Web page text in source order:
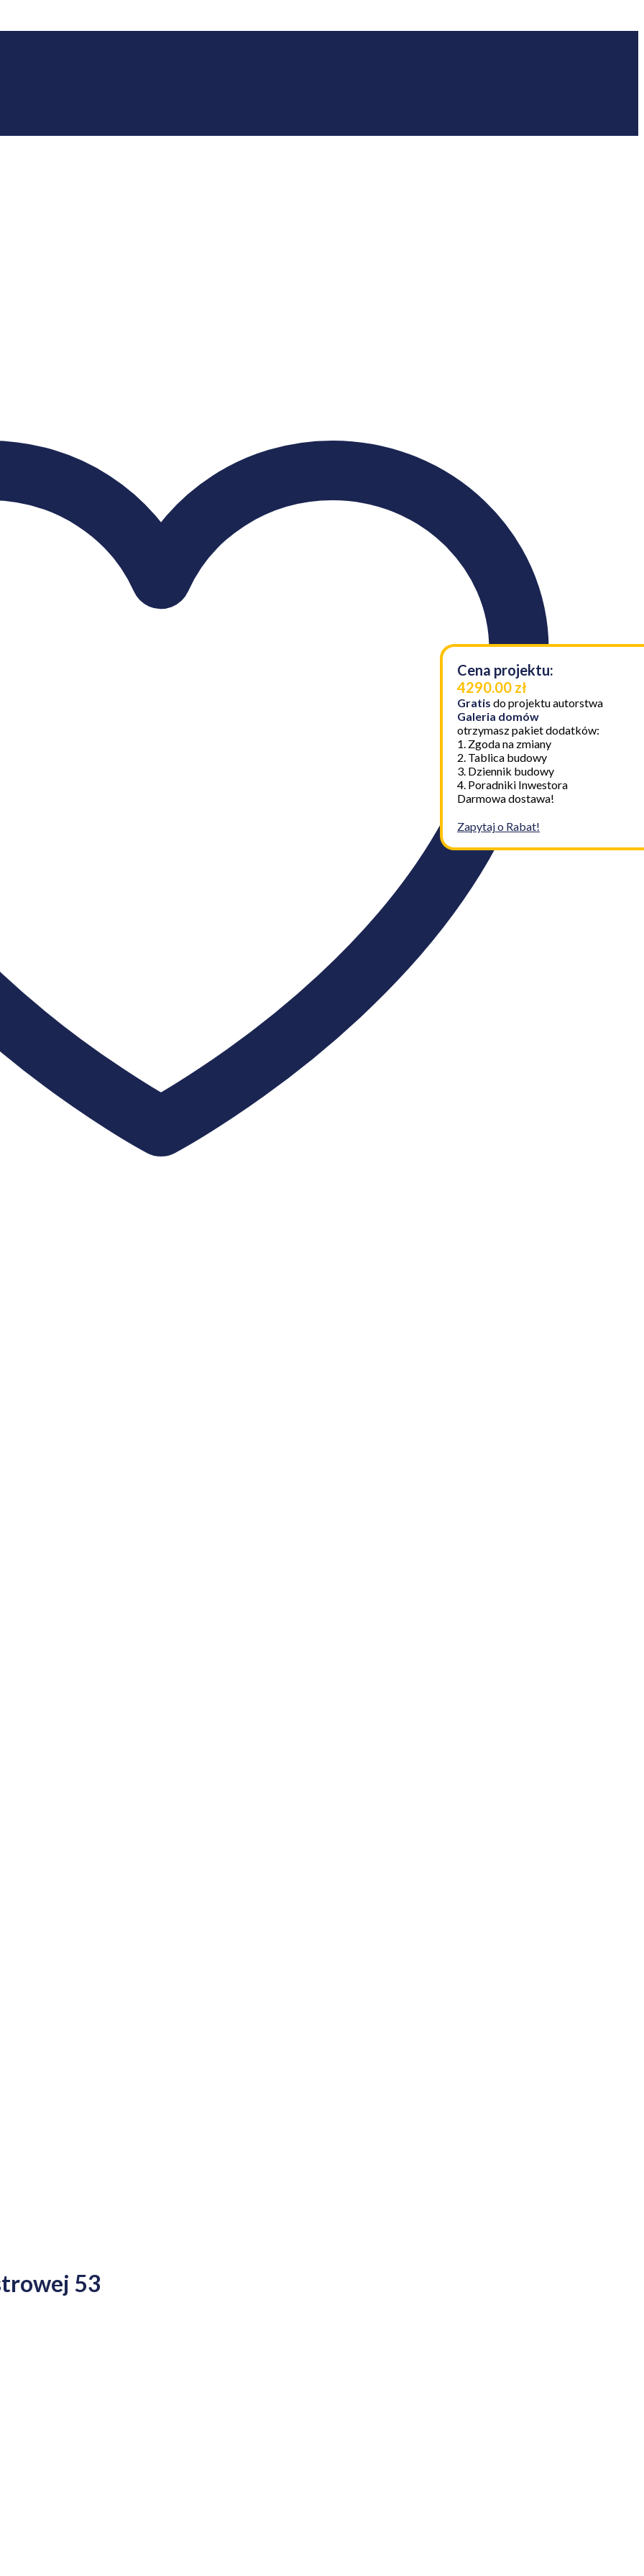
53
Cena projektu:
4290.00 zł
Gratis do projektu autorstwa
Galeria domów
otrzymasz pakiet dodatków:
1. Zgoda na zmiany
2. Tablica budowy
3. Dziennik budowy
4. Poradniki Inwestora
Darmowa dostawa!
Zapytaj o Rabat!